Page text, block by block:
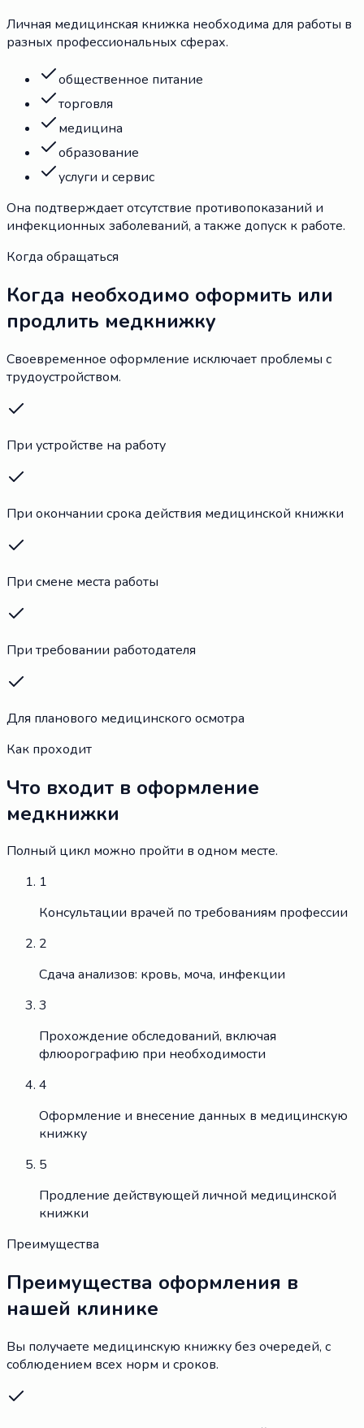
Личная медицинская книжка необходима для работы в
разных профессиональных сферах.
общественное питание
торговля
медицина
образование
услуги и сервис
Она подтверждает отсутствие противопоказаний и
инфекционных заболеваний, а также допуск к работе.
Когда обращаться
Когда необходимо оформить или
продлить медкнижку
Своевременное оформление исключает проблемы с
трудоустройством.
При устройстве на работу
При окончании срока действия медицинской книжки
При смене места работы
При требовании работодателя
Для планового медицинского осмотра
Как проходит
Что входит в оформление
медкнижки
Полный цикл можно пройти в одном месте.
1
Консультации врачей по требованиям профессии
2
Сдача анализов: кровь, моча, инфекции
3
Прохождение обследований, включая
флюорографию при необходимости
4
Оформление и внесение данных в медицинскую
книжку
5
Продление действующей личной медицинской
книжки
Преимущества
Преимущества оформления в
нашей клинике
Вы получаете медицинскую книжку без очередей, с
соблюдением всех норм и сроков.